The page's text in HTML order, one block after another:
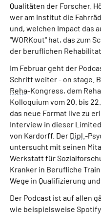
Qualitäten der Forscher.
wer am Institut die
und, welchen Impact das
"WORKout" hat, das zum
der beruflichen
Im Februar geht der
Schritt weiter - on stage.
Reha-Kongress, dem
Kolloquium vom 20. bis
das neue Format live zu
Interview in dieser
von Kardorff. Der Dipl. -
untersucht mit seinen
Werkstatt für
Kranker in Berufliche
Wege in Qualifizierung
Der Podcast ist auf allen
wie beispielsweise